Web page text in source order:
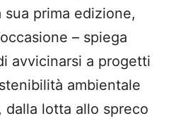
prima edizione,
– spiega
avvicinarsi a progetti
ambientale
dalla lotta allo spreco